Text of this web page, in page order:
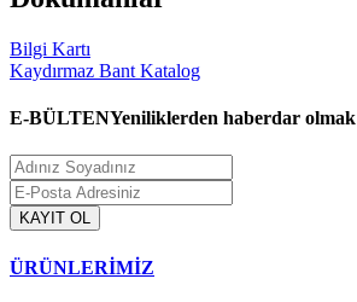
Bilgi Kartı
Kaydırmaz Bant Katalog
E-BÜLTENYeniliklerden haberdar
KAYIT OL
ÜRÜNLERİMİZ